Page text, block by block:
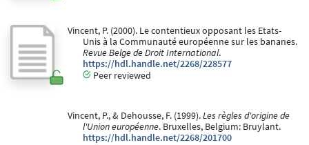
Vincent, P. (2000). Le contentieux opposant les Etats-
Unis à la Communauté européenne sur les bananes.
Revue Belge de Droit International.
https://hdl.handle.net/2268/228577
Peer reviewed
Vincent, P., & Dehousse, F. (1999).Les règles d'origine de
l'Union européenne. Bruxelles, Belgium: Bruylant.
https://hdl.handle.net/2268/201700